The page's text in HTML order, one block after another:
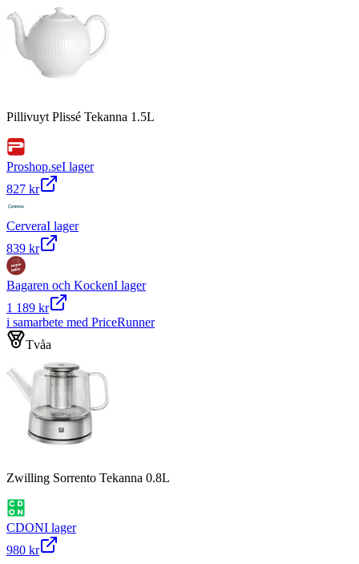
Pillivuyt Plissé Tekanna 1.5L
Proshop.seI lager
827 kr
CerveraI lager
839 kr
Bagaren och KockenI lager
1 189 kr
i samarbete med PriceRunner
Tvåa
Zwilling Sorrento Tekanna 0.8L
CDONI lager
980 kr